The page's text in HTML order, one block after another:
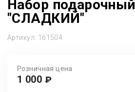
Набор подарочный
"СЛАДКИЙ"
Артикул: 161504
Розничная цена
1 000 ₽